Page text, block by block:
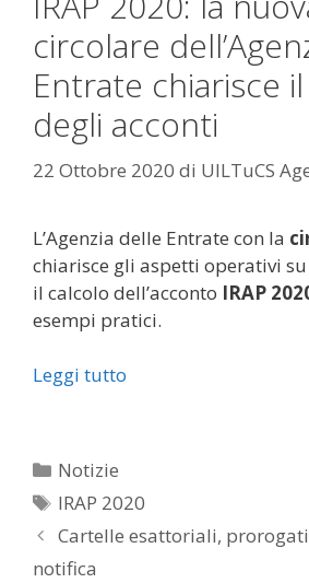
circolare
Entrate chiarisce
degli acconti
22 Ottobre 2020 di UILTuCS
L’Agenzia delle Entrate con la
chiarisce gli aspetti operativi
il calcolo dell’acconto IRAP
esempi pratici.
Leggi tutto
Categorie
Notizie
Tag
IRAP 2020
Cartelle esattoriali,
notifica